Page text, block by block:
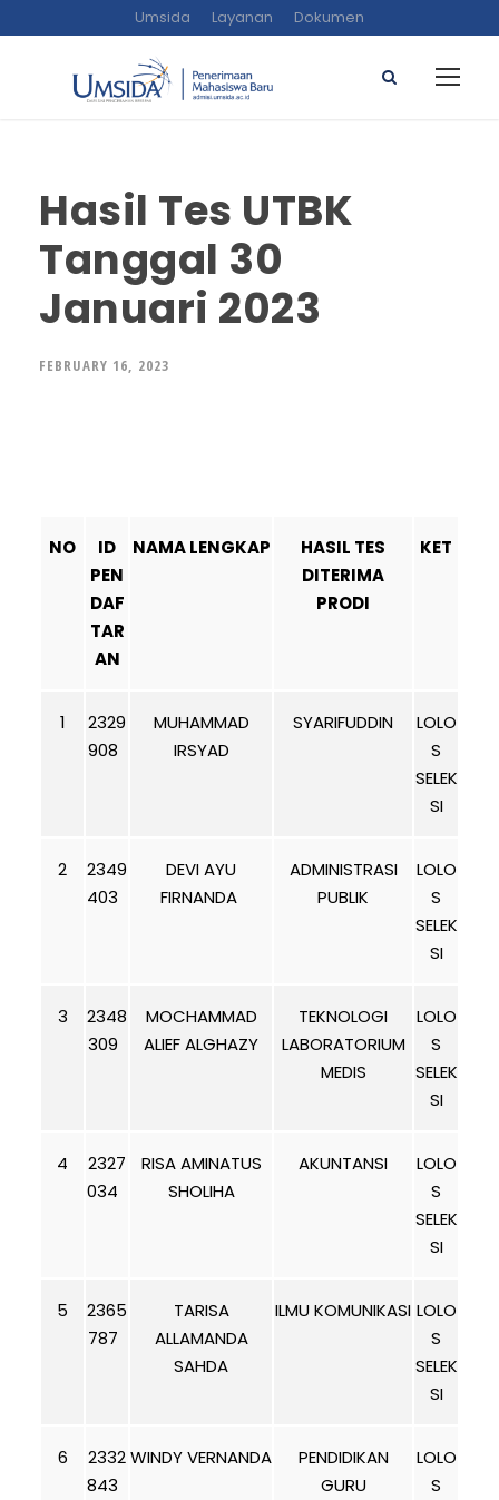
Umsida Layanan Dokumen
Hasil Tes UTBK
Tanggal 30
Januari 2023
FEBRUARY 16, 2023
NO
ID
PEN
DAF
TAR
AN
NAMA LENGKAP
HASIL TES
DITERIMA
PRODI
KET
1
2329
908
MUHAMMAD
IRSYAD
SYARIFUDDIN
LOLO
S
SELEK
SI
2
2349
403
DEVI AYU
FIRNANDA
ADMINISTRASI
PUBLIK
LOLO
S
SELEK
SI
3
2348
309
MOCHAMMAD
ALIEF ALGHAZY
TEKNOLOGI
LABORATORIUM
MEDIS
LOLO
S
SELEK
SI
4
2327
034
RISA AMINATUS
SHOLIHA
AKUNTANSI
LOLO
S
SELEK
SI
5
2365
787
TARISA
ALLAMANDA
SAHDA
ILMU KOMUNIKASI LOLO
S
SELEK
SI
6
2332
843
WINDY VERNANDA
PENDIDIKAN
GURU
LOLO
S